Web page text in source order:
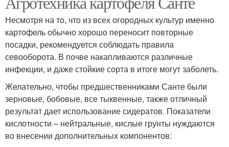
Несмотря на то, что из всех огородных культур именно
картофель обычно хорошо переносит повторные
посадки, рекомендуется соблюдать правила
севооборота. В почве накапливаются различные
инфекции, и даже стойкие сорта в итоге могут заболеть.
Желательно, чтобы предшественниками Санте были
зерновые, бобовые, все тыквенные, также отличный
результат дает использование сидератов. Показатели
кислотности – нейтральные, кислые грунты нуждаются
во внесении дополнительных компонентов: